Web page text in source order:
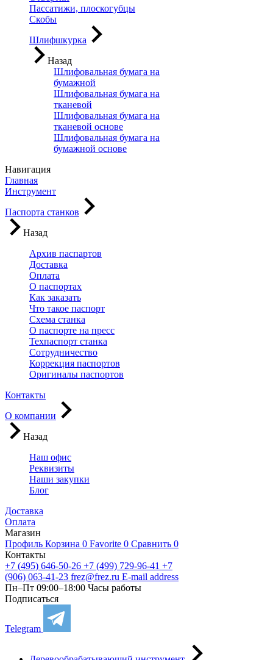
Пассатижи, плоскогубцы
Скобы
Шлифшкурка
Назад
Шлифовальная бумага на
бумажной
Шлифовальная бумага на
тканевой
Шлифовальная бумага на
тканевой основе
Шлифовальная бумага на
бумажной основе
Навигация
Главная
Инструмент
Паспорта станков
Назад
Архив паспартов
Доставка
Оплата
О паспортах
Как заказать
Что такое паспорт
Схема станка
О паспорте на пресс
Техпаспорт станка
Сотрудничество
Коррекция паспортов
Оригиналы паспортов
Контакты
О компании
Назад
Наш офис
Реквизиты
Наши закупки
Блог
Доставка
Оплата
Магазин
Профиль Корзина 0 Favorite 0 Сравнить 0
Контакты
+7 (495) 646-50-26 +7 (499) 729-96-41 +7
(906) 063-41-23 frez@frez.ru E-mail address
Пн–Пт 09:00–18:00 Часы работы
Подписаться
Telegram